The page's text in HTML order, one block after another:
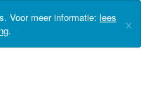
Voor meer informatie: lees
. ×